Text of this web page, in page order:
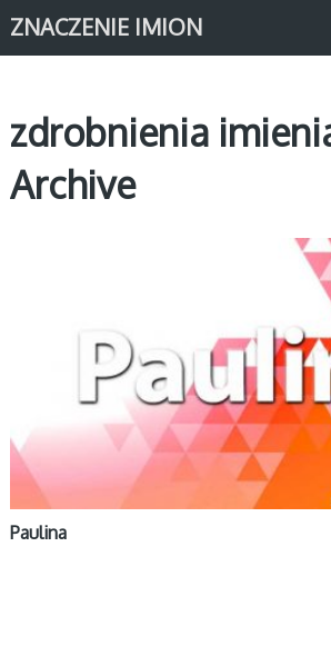
ZNACZENIE IMION
zdrobnienia
Archive
Paulina